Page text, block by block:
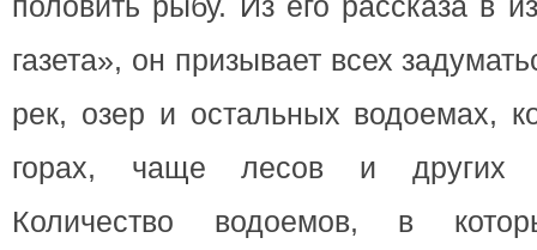
газета», он призывает всех
рек, озер и остальных водоемах,
горах, чаще лесов и других
Количество водоемов, в